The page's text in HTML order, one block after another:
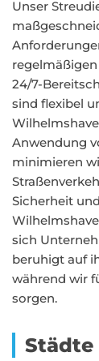
Unser
24/7-
sind flexibel
Anwendung
minimieren
Sicherheit
sich
beruhigt auf
während wir
sorgen.
Städte